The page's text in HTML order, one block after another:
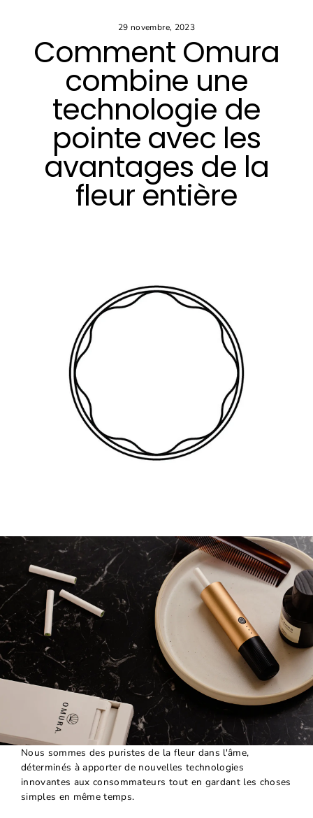
29 novembre, 2023
Comment Omura
combine une
technologie de
pointe avec les
avantages de la
fleur entière
Nous sommes des puristes de la fleur dans l'âme,
déterminés à apporter de nouvelles technologies
innovantes aux consommateurs tout en gardant les choses
simples en même temps.